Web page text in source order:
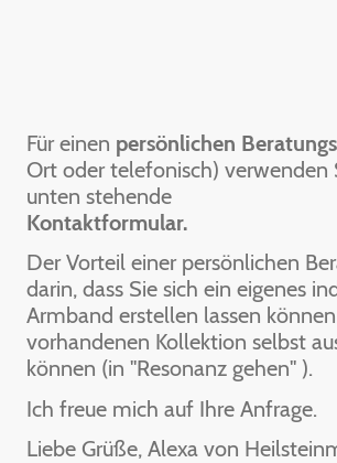
Für einen persönlichen
Ort oder telefonisch) verwenden
unten stehende
Kontaktformular.
Der Vorteil einer persönlichen
darin, dass Sie sich ein eigenes
Armband erstellen lassen
vorhandenen Kollektion selbst
können (in "Resonanz gehen" ).
Ich freue mich auf Ihre Anfrage.
Liebe Grüße, Alexa von